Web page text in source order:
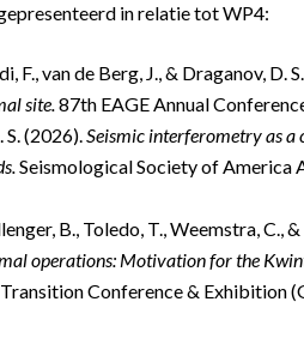
in relatie tot WP4:
F., van de Berg, J., & Draganov, D.
site.87th EAGE Annual
S. (2026).Seismic interferometry as
Seismological Society of America
B., Toledo, T., Weemstra, C.,
operations: Motivation for the
Conference & Exhibition